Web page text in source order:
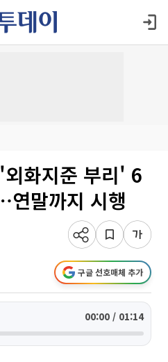
화지준 부리' 6
말까지 시행
구글 선호매체 추가
00:00 / 01:14